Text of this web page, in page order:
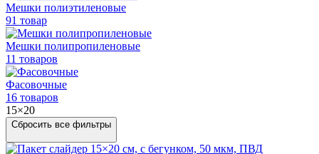
Мешки полиэтиленовые
91 товар
Мешки полипропиленовые
11 товаров
Фасовочные
16 товаров
15×20
Сбросить все фильтры